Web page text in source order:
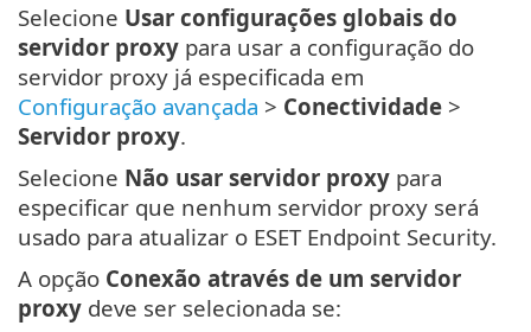
Selecione Usar configurações globais do
servidor proxy para usar a configuração do
servidor proxy já especificada em
Configuração avançada > Conectividade >
Servidor proxy.
Selecione Não usar servidor proxy para
especificar que nenhum servidor proxy será
usado para atualizar o ESET Endpoint Security.
A opção Conexão através de um servidor
proxy deve ser selecionada se: